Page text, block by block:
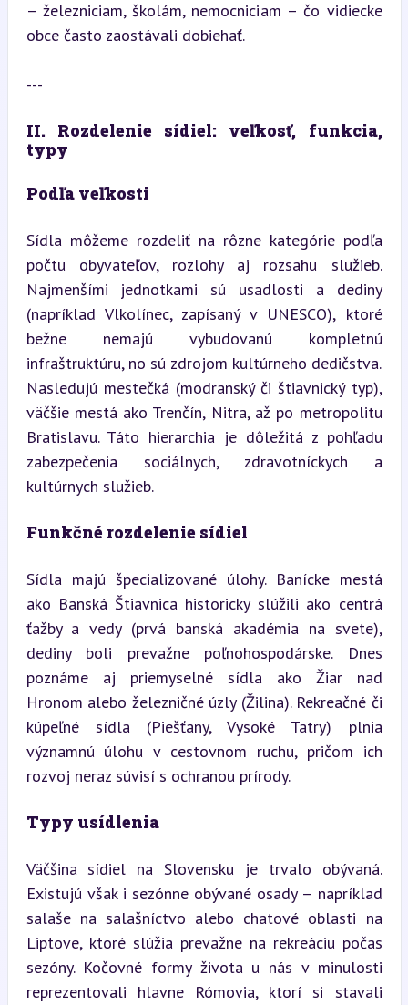
– železniciam, školám, nemocniciam – čo vidiecke
obce často zaostávali dobiehať.
---
II. Rozdelenie sídiel: veľkosť, funkcia,
typy
Podľa veľkosti
Sídla môžeme rozdeliť na rôzne kategórie podľa
počtu obyvateľov, rozlohy aj rozsahu služieb.
Najmenšími jednotkami sú usadlosti a dediny
(napríklad Vlkolínec, zapísaný v UNESCO), ktoré
bežne nemajú vybudovanú kompletnú
infraštruktúru, no sú zdrojom kultúrneho dedičstva.
Nasledujú mestečká (modranský či štiavnický typ),
väčšie mestá ako Trenčín, Nitra, až po metropolitu
Bratislavu. Táto hierarchia je dôležitá z pohľadu
zabezpečenia sociálnych, zdravotníckych a
kultúrnych služieb.
Funkčné rozdelenie sídiel
Sídla majú špecializované úlohy. Banícke mestá
ako Banská Štiavnica historicky slúžili ako centrá
ťažby a vedy (prvá banská akadémia na svete),
dediny boli prevažne poľnohospodárske. Dnes
poznáme aj priemyselné sídla ako Žiar nad
Hronom alebo železničné úzly (Žilina). Rekreačné či
kúpeľné sídla (Piešťany, Vysoké Tatry) plnia
významnú úlohu v cestovnom ruchu, pričom ich
rozvoj neraz súvisí s ochranou prírody.
Typy usídlenia
Väčšina sídiel na Slovensku je trvalo obývaná.
Existujú však i sezónne obývané osady – napríklad
salaše na salašníctvo alebo chatové oblasti na
Liptove, ktoré slúžia prevažne na rekreáciu počas
sezóny. Kočovné formy života u nás v minulosti
reprezentovali hlavne Rómovia, ktorí si stavali